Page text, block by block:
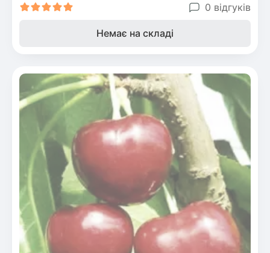
0 відгуків
Немає на складі